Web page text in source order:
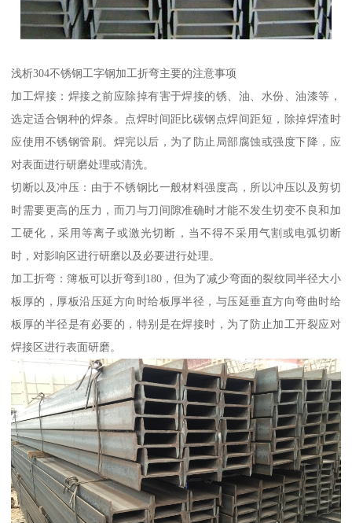
浅析304不锈钢工字钢加工折弯主要的注意事项
加工焊接：焊接之前应除掉有害于焊接的锈、油、水份、油漆等，
选定适合钢种的焊条。点焊时间距比碳钢点焊间距短，除掉焊渣时
应使用不锈钢管刷。焊完以后，为了防止局部腐蚀或强度下降，应
对表面进行研磨处理或清洗。
切断以及冲压：由于不锈钢比一般材料强度高，所以冲压以及剪切
时需要更高的压力，而刀与刀间隙准确时才能不发生切变不良和加
工硬化，采用等离子或激光切断，当不得不采用气割或电弧切断
时，对影响区进行研磨以及必要进行处理。
加工折弯：簿板可以折弯到180，但为了减少弯面的裂纹同半径大小
板厚的，厚板沿压延方向时给板厚半径，与压延垂直方向弯曲时给
板厚的半径是有必要的，特别是在焊接时，为了防止加工开裂应对
焊接区进行表面研磨。